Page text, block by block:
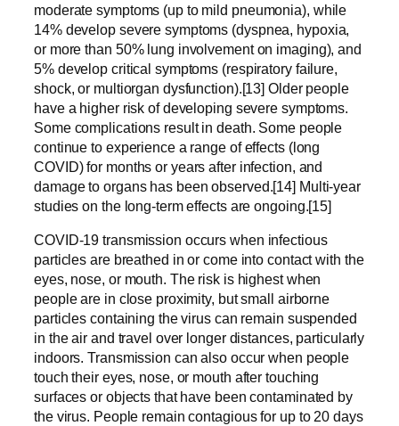
moderate symptoms (up to mild pneumonia), while
14% develop severe symptoms (dyspnea, hypoxia,
or more than 50% lung involvement on imaging), and
5% develop critical symptoms (respiratory failure,
shock, or multiorgan dysfunction).[13] Older people
have a higher risk of developing severe symptoms.
Some complications result in death. Some people
continue to experience a range of effects (long
COVID) for months or years after infection, and
damage to organs has been observed.[14] Multi-year
studies on the long-term effects are ongoing.[15]
COVID‑19 transmission occurs when infectious
particles are breathed in or come into contact with the
eyes, nose, or mouth. The risk is highest when
people are in close proximity, but small airborne
particles containing the virus can remain suspended
in the air and travel over longer distances, particularly
indoors. Transmission can also occur when people
touch their eyes, nose, or mouth after touching
surfaces or objects that have been contaminated by
the virus. People remain contagious for up to 20 days